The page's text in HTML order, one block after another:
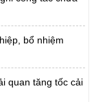
bổ nhiệm
quan tăng tốc cải